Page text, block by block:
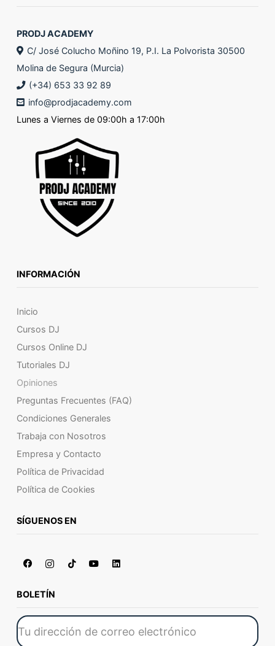
PRODJ ACADEMY
C/ José Colucho Moñino 19, P.I. La Polvorista 30500
Molina de Segura (Murcia)
(+34) 653 33 92 89
info@prodjacademy.com
Lunes a Viernes de 09:00h a 17:00h
INFORMACIÓN
Inicio
Cursos DJ
Cursos Online DJ
Tutoriales DJ
Opiniones
Preguntas Frecuentes (FAQ)
Condiciones Generales
Trabaja con Nosotros
Empresa y Contacto
Política de Privacidad
Política de Cookies
SÍGUENOS EN
BOLETÍN